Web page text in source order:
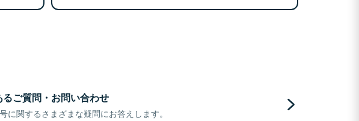
るご質問・お問い合わせ
に関するさまざまな疑問にお答えします。